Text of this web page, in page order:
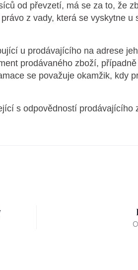
od převzetí, má se za to, že
z vady, která se vyskytne u
u prodávajícího na adrese
prodávaného zboží,
se považuje okamžik, kdy
s odpovědností prodávajícího